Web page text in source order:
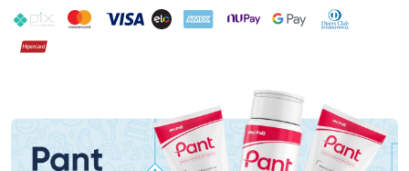
PIX MasterCard
VISA ELO AMEX NuPay Google PayDiners Club
Hipercard
Promoção em Destaque